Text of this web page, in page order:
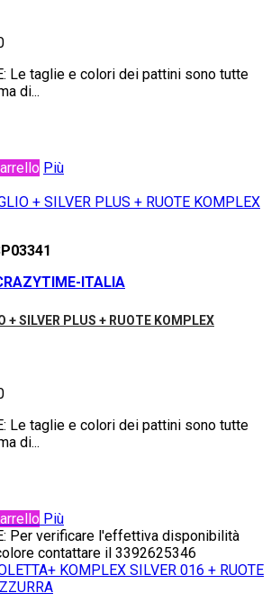
Le taglie e colori dei pattini sono tutte
di...
Più
ITALIA
+ SILVER PLUS + RUOTE KOMPLEX
Le taglie e colori dei pattini sono tutte
di...
Più
Per verificare l'effettiva disponibilità
contattare il 3392625346